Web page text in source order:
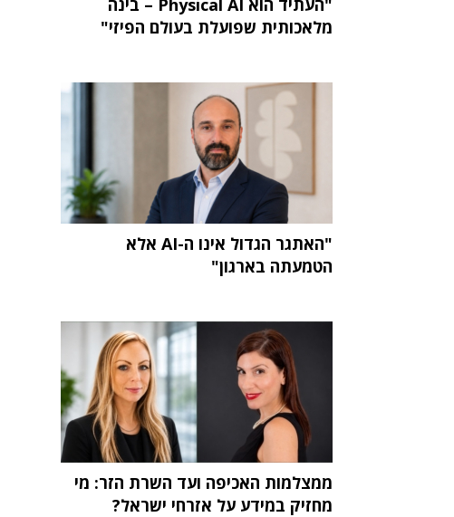
"העתיד הוא Physical AI – בינה
מלאכותית שפועלת בעולם הפיזי"
"האתגר הגדול אינו ה-AI אלא
הטמעתה בארגון"
ממצלמות האכיפה ועד השרת הזר: מי
מחזיק במידע על אזרחי ישראל?